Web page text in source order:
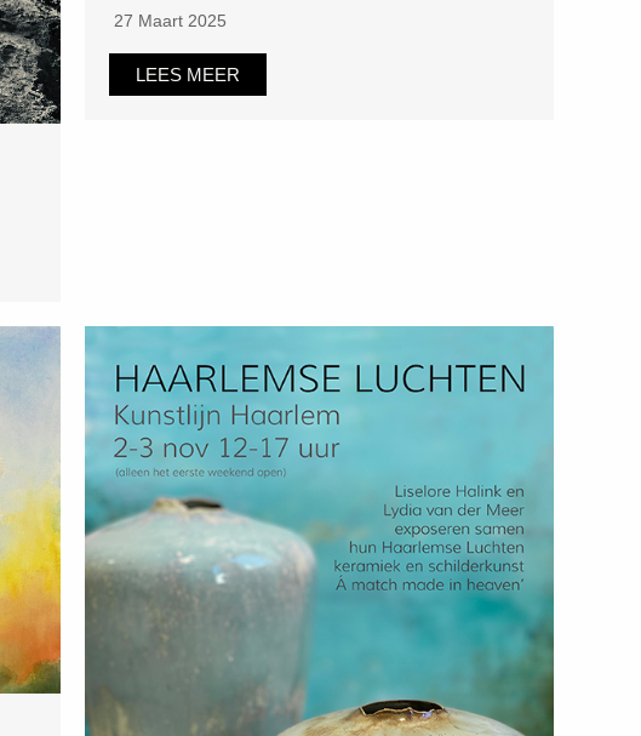
27 Maart 2025
LEES MEER